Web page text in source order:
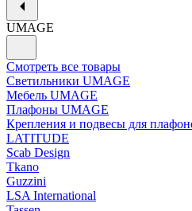
UMAGE
Смотреть все товары
Светильники UMAGE
Мебель UMAGE
Плафоны UMAGE
Крепления и подвесы для
LATITUDE
Scab Design
Tkano
Guzzini
LSA International